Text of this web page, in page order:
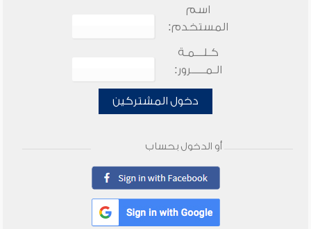
اسم
المستخدم:
كـلـــمـة
الـمـــــرور:
دخول المشتركين
أو الدخول بحساب